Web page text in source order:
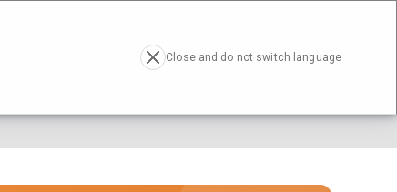
Close and do not switch language
CONTACTO